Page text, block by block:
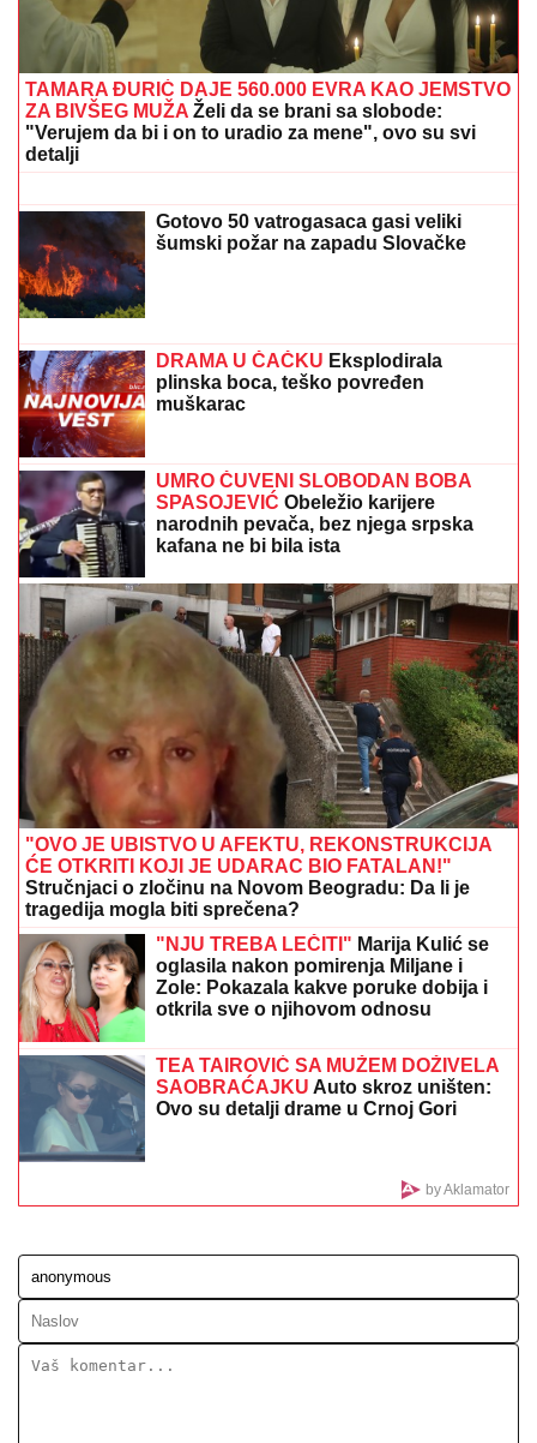
OVO JE MILKA (82) KOJU JE UBIO
SIN! U
poslednje vreme živela u Domu,
jutros došla da obiđe sina, a on je
TUKAO DO SMRTI! (FOTO, VIDEO)
(FOTO) "AKO JE DETE PAMETNO,
Ilijanu, Anastasija odmah reagovala
MINISTAR ARAKČI:Iran pokazao snagu,
muslimanske zemlje treba da se oslone na sebe
MESTO NA KOSOVUPokazala kuću u
kojoj je odrasla, a malo ko zna da je
pre estrade radila kao NASTAVNICA:
"Svaki put plačem" (VIDEO)
ZATVORENA DVA AUTO-PUTA:
Snažno nevreme se sručilo u ovaj deo
Evrope, vetar obarao drveće (VIDEO)
TAMARA ĐURIĆ DAJE 560.000 EVRA KAO JEMSTVO
ZA BIVŠEG MUŽAŽeli da se brani sa slobode:
"Verujem da bi i on to uradio za mene", ovo su svi
detalji